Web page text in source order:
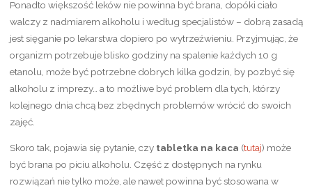
Ponadto większość leków nie powinna być brana, dopóki ciało
walczy z nadmiarem alkoholu i według specjalistów – dobrą zasadą
jest sięganie po lekarstwa dopiero po wytrzeźwieniu. Przyjmując, że
organizm potrzebuje blisko godziny na spalenie każdych 10 g
etanolu, może być potrzebne dobrych kilka godzin, by pozbyć się
alkoholu z imprezy… a to możliwe być problem dla tych, którzy
kolejnego dnia chcą bez zbędnych problemów wrócić do swoich
zajęć.
Skoro tak, pojawia się pytanie, czy tabletka na kaca (tutaj) może
być brana po piciu alkoholu. Część z dostępnych na rynku
rozwiązań nie tylko może, ale nawet powinna być stosowana w